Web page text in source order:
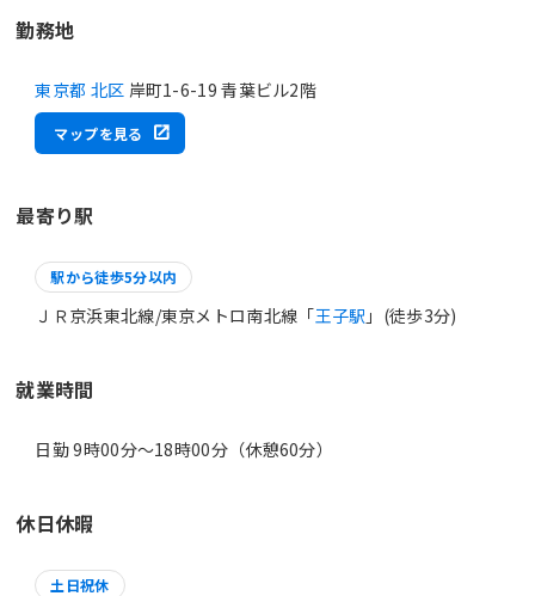
勤務地
東京都 北区 岸町1-6-19 青葉ビル2階
マップを見る
最寄り駅
駅から徒歩5分以内
ＪＲ京浜東北線/東京メトロ南北線「王子駅 」(徒歩3分)
就業時間
日勤 9時00分〜18時00分（休憩60分）
休日休暇
土日祝休